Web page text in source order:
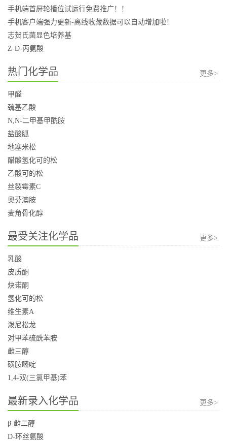
手机端首屏轮播位试运行免费推广！！
手机客户端强力更新-离线收藏数据可以自动增加啦！
志贺氏菌显色培养基
Z-D-丙氨酸
热门化学品 更多>
甲醛
巯基乙酸
N,N-二甲基甲酰胺
盐酸胍
地塞米松
醋酸氢化可的松
乙酸可的松
丝裂霉素C
奥芬澳胺
麦角骨化醇
最受关注化学品 更多>
乳酸
皮质酮
炔诺酮
氢化可的松
维生素A
泼尼松龙
对甲苯硫酰苯胺
雌三醇
磺胺嘧啶
1,4-双(三氯甲基)苯
最新录入化学品 更多>
β-雌二醇
D-环丝氨酸